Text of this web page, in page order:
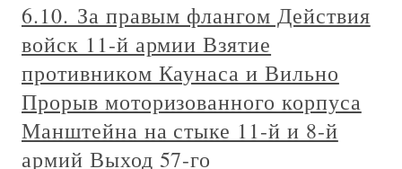
6.10. За правым флангом Действия
войск 11-й армии Взятие
противником Каунаса и Вильно
Прорыв моторизованного корпуса
Манштейна на стыке 11-й и 8-й
армий Выход 57-го